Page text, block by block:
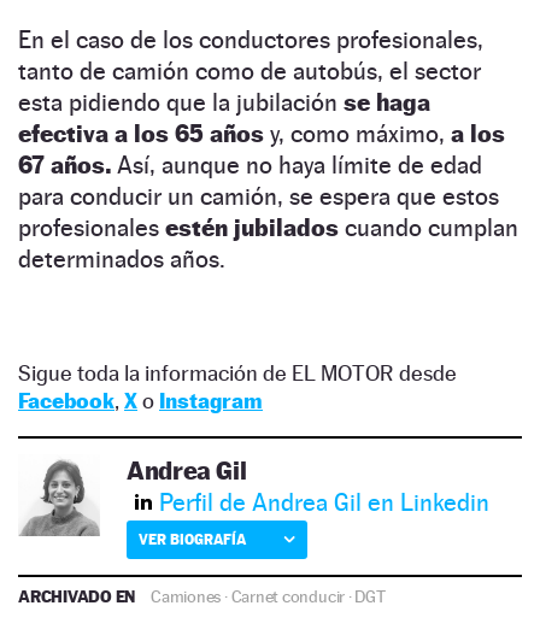
En el caso de los conductores profesionales,
tanto de camión como de autobús, el sector
esta pidiendo que la jubilación se haga
efectiva a los 65 años y, como máximo, a los
67 años. Así, aunque no haya límite de edad
para conducir un camión, se espera que estos
profesionales estén jubilados cuando cumplan
determinados años.
Sigue toda la información de EL MOTOR desde
Facebook, Xo Instagram
Andrea Gil
Perfil de Andrea Gil en Linkedin
VER BIOGRAFÍA
ARCHIVADO EN Camiones ·Carnet conducir ·DGT